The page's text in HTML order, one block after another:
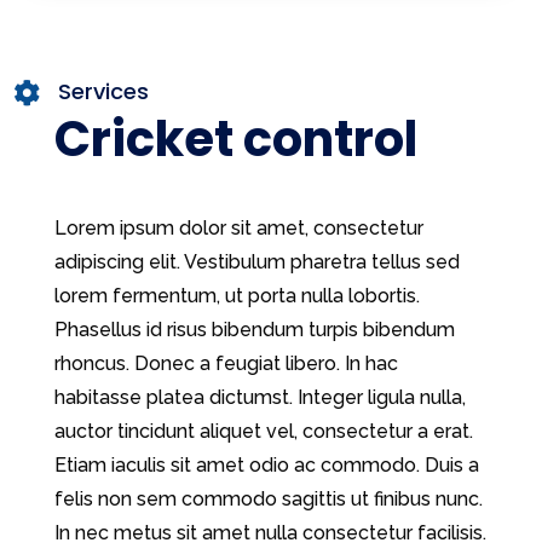
 Services
Cricket control
Lorem ipsum dolor sit amet, consectetur
adipiscing elit. Vestibulum pharetra tellus sed
lorem fermentum, ut porta nulla lobortis.
Phasellus id risus bibendum turpis bibendum
rhoncus. Donec a feugiat libero. In hac
habitasse platea dictumst. Integer ligula nulla,
auctor tincidunt aliquet vel, consectetur a erat.
Etiam iaculis sit amet odio ac commodo. Duis a
felis non sem commodo sagittis ut finibus nunc.
In nec metus sit amet nulla consectetur facilisis.